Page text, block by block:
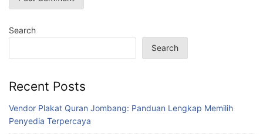
Search
Search
Recent Posts
Vendor Plakat Quran Jombang: Panduan Lengkap Memilih
Penyedia Terpercaya